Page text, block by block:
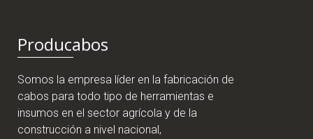
Producabos
Somos la empresa líder en la fabricación de
cabos para todo tipo de herramientas e
insumos en el sector agrícola y de la
construcción a nivel nacional,